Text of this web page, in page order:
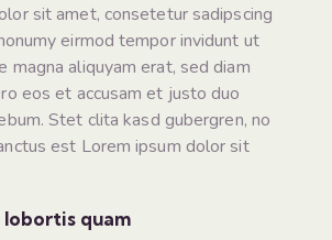
sit amet, consetetur sadipscing
eirmod tempor invidunt ut
magna aliquyam erat, sed diam
eos et accusam et justo duo
Stet clita kasd gubergren, no
est Lorem ipsum dolor sit
lobortis quam